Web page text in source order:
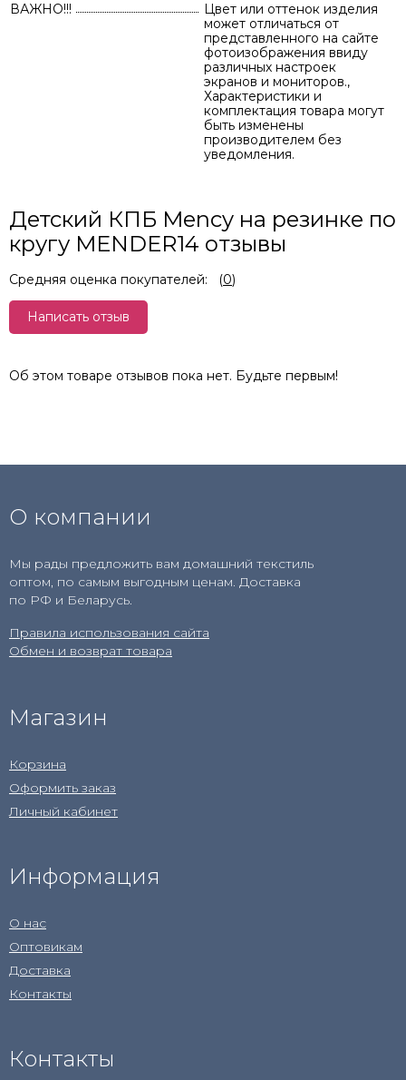
ВАЖНО!!!
Цвет или оттенок изделия
может отличаться от
представленного на сайте
фотоизображения ввиду
различных настроек
экранов и мониторов.,
Характеристики и
комплектация товара могут
быть изменены
производителем без
уведомления.
Детский КПБ Mency на резинке по
кругу MENDER14 отзывы
Средняя оценка покупателей: (0)
Написать отзыв
Об этом товаре отзывов пока нет. Будьте первым!
О компании
Мы рады предложить вам домашний текстиль
оптом, по самым выгодным ценам. Доставка
по РФ и Беларусь.
Правила использования сайта
Обмен и возврат товара
Магазин
Корзина
Оформить заказ
Личный кабинет
Информация
О нас
Оптовикам
Доставка
Контакты
Контакты